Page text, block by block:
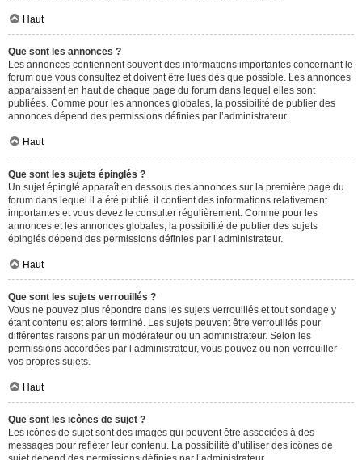
Haut
Que sont les annonces ?
Les annonces contiennent souvent des informations importantes concernant le
forum que vous consultez et doivent être lues dès que possible. Les annonces
apparaissent en haut de chaque page du forum dans lequel elles sont
publiées. Comme pour les annonces globales, la possibilité de publier des
annonces dépend des permissions définies par l’administrateur.
Haut
Que sont les sujets épinglés ?
Un sujet épinglé apparaît en dessous des annonces sur la première page du
forum dans lequel il a été publié. il contient des informations relativement
importantes et vous devez le consulter régulièrement. Comme pour les
annonces et les annonces globales, la possibilité de publier des sujets
épinglés dépend des permissions définies par l’administrateur.
Haut
Que sont les sujets verrouillés ?
Vous ne pouvez plus répondre dans les sujets verrouillés et tout sondage y
étant contenu est alors terminé. Les sujets peuvent être verrouillés pour
différentes raisons par un modérateur ou un administrateur. Selon les
permissions accordées par l’administrateur, vous pouvez ou non verrouiller
vos propres sujets.
Haut
Que sont les icônes de sujet ?
Les icônes de sujet sont des images qui peuvent être associées à des
messages pour refléter leur contenu. La possibilité d’utiliser des icônes de